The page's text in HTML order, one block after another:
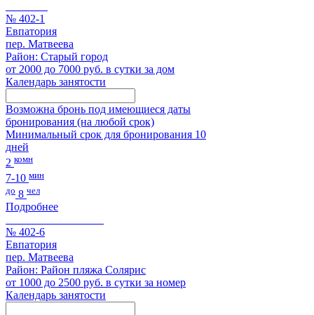
№ 402-1
Евпатория
пер. Матвеева
Район: Старый город
от 2000 до 7000 руб. в сутки за дом
Календарь занятости
Возможна бронь под имеющиеся даты
бронирования (на любой срок)
Минимальный срок для бронирования 10
дней
2 комн
7-10 мин
до 8 чел
Подробнее
№ 402-6
Евпатория
пер. Матвеева
Район: Район пляжа Солярис
от 1000 до 2500 руб. в сутки за номер
Календарь занятости